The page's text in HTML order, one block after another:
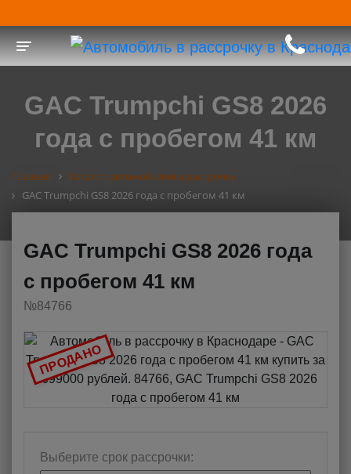
Toggle navigation
GAC Trumpchi GS8 2026
года с пробегом 41 км
Главная
Каталог автомобилей в рассрочку
GAC Trumpchi GS8 2026 года с пробегом 41 км
GAC Trumpchi GS8 2026 года
с пробегом 41 км
№84766
Выберите срок рассрочки:
ПРОДАНО